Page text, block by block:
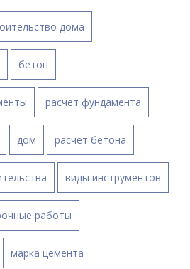
дома
бетон
расчет фундамента
дом расчет бетона
виды инструментов
работы
марка цемента